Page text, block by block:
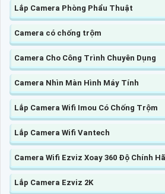
Lắp Camera Phòng Phẩu Thuật
Camera có chống trộm
Camera Cho Công Trình Chuyên Dụng
Camera Nhìn Màn Hình Máy Tính
Lắp Camera Wifi Imou Có Chống Trộm
Lắp Camera Wifi Vantech
Camera Wifi Ezviz Xoay 360 Độ Chính
Lắp Camera Ezviz 2K